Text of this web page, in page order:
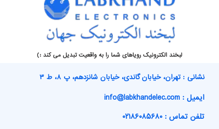
لبخند الکترونیک رویاهای شما را به واقعیت تبدیل می کند :)
نشانی : تهران، خیابان گاندی، خیابان شانزدهم، پ ۸، ط ۳
ایمیل : info@labkhandelec.com
تلفن تماس : ۰۲۱۸۶۰۸۵۶۸۰